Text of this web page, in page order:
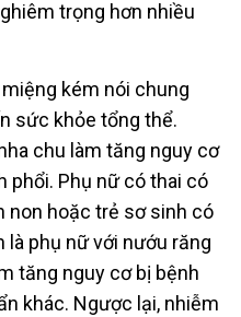
trọng hơn nhiều
kém nói chung
sức khỏe tổng thể.
chu làm tăng nguy cơ
phổi. Phụ nữ có thai có
non hoặc trẻ sơ sinh có
là phụ nữ với nướu răng
tăng nguy cơ bị bệnh
khác. Ngược lại, nhiễm